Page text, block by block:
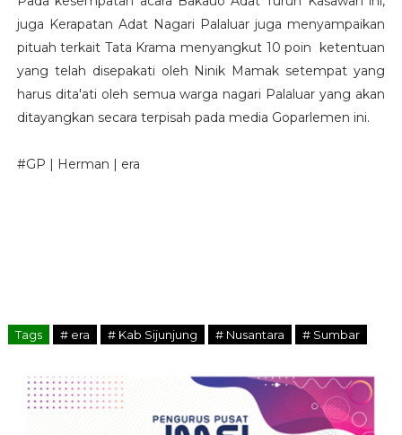
juga Kerapatan Adat Nagari Palaluar juga menyampaikan
pituah terkait Tata Krama menyangkut 10 poin ketentuan
yang telah disepakati oleh Ninik Mamak setempat yang
harus dita'ati oleh semua warga nagari Palaluar yang akan
ditayangkan secara terpisah pada media Goparlemen ini.
#GP | Herman | era
Tags # era # Kab Sijunjung # Nusantara # Sumbar